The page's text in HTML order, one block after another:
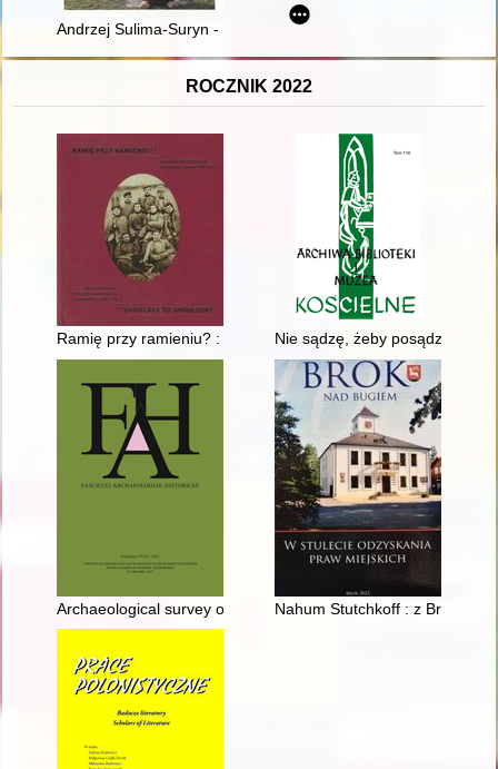
Andrzej Sulima-Suryn - poeta z Krzyża Wielkopolskiego
ROCZNIK 2022
Ramię przy ramieniu? : Żydzi w polskich dążeniach
Nie sądzę, żeby posądzanie
Archaeological survey of the relics of early modern manor
Nahum Stutchkoff : z Broku na